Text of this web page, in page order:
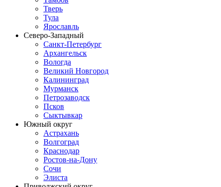
Тверь
Тула
Ярославль
Северо-Западный
Санкт-Петербург
Архангельск
Вологда
Великий Новгород
Калининград
Мурманск
Петрозаводск
Псков
Сыктывкар
Южный округ
Астрахань
Волгоград
Краснодар
Ростов-на-Дону
Сочи
Элиста